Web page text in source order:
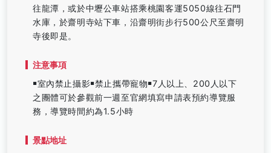
往龍潭，或於中壢公車站搭乘桃園客運5050線往石門
水庫，於齋明寺站下車，沿齋明街步行500公尺至齋明
寺後即是。
注意事項
￭室內禁止攝影￭禁止攜帶寵物￭7人以上、200人以下
之團體可於參觀前一週至官網填寫申請表預約導覽服
務，導覽時間約為1.5小時
景點地址